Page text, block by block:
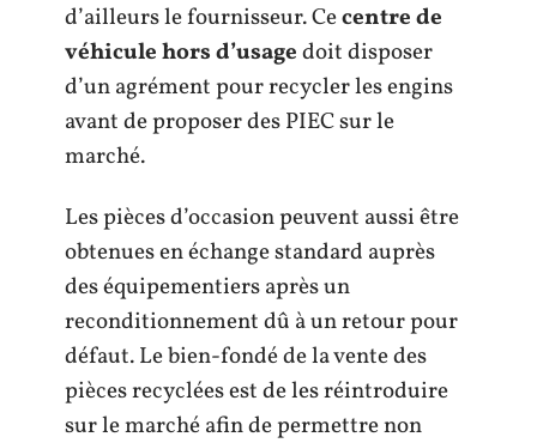
d’ailleurs le fournisseur. Cecentre de
véhicule hors d’usagedoit disposer
d’un agrément pour recycler les engins
avant de proposer des PIEC sur le
marché.
Les pièces d’occasion peuvent aussi être
obtenues en échange standard auprès
des équipementiers après un
reconditionnement dû à un retour pour
défaut. Le bien-fondé de la vente des
pièces recyclées est de les réintroduire
sur le marché afin de permettre non